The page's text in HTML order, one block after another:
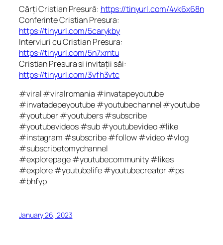
Cărți Cristian Presură: https://tinyurl.com/4vk6x68n
Conferinte Cristian Presura:
https://tinyurl.com/5carykby
Interviuri cu Cristian Presura:
https://tinyurl.com/5n7xrntu
Cristian Presura si invitații săi:
https://tinyurl.com/3vfh3vtc
#viral #viralromania #invatapeyoutube
#invatadepeyoutube #youtubechannel #youtube
#youtuber #youtubers #subscribe
#youtubevideos #sub #youtubevideo #like
#instagram #subscribe #follow #video #vlog
#subscribetomychannel
#explorepage #youtubecommunity #likes
#explore #youtubelife #youtubecreator #ps
#bhfyp
January 26, 2023